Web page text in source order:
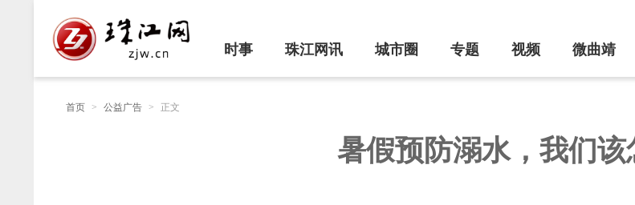
时事 珠江网讯 城市圈 专题 视频 微曲靖
首页 > 公益广告 > 正文
暑假预防溺水，我们该